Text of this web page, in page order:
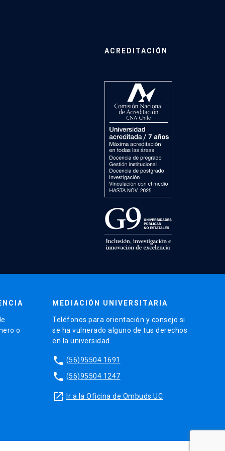
ACREDITACIÓN
o
MEDIACIÓN UNIVERSITARIA
Teléfonos para orientación y consejo si
se ha vulnerado alguno de tus derechos
en la universidad.
phone (56)95504 1691
phone (56)95504 1247
launch Ir a la Oficina de Ombuds UC